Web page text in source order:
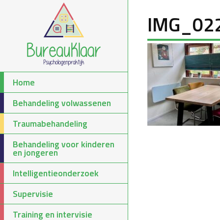
Home
Behandeling volwassenen
Traumabehandeling
Behandeling voor kinderen
en jongeren
Intelligentieonderzoek
Supervisie
Training en intervisie